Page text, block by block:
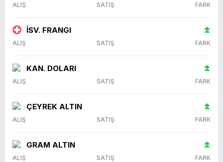
ALIŞ SATIŞ FARK
İSV. FRANGI
ALIŞ SATIŞ FARK
KAN. DOLARI
ALIŞ SATIŞ FARK
ÇEYREK ALTIN
ALIŞ SATIŞ FARK
GRAM ALTIN
ALIŞ SATIŞ FARK